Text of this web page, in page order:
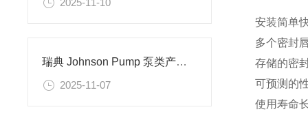
2025-11-10
瑞典 Johnson Pump 泵类产品特点及使用场景解析
2025-11-07
安装简单
多个密封
存储的密
可预测的
使用寿命